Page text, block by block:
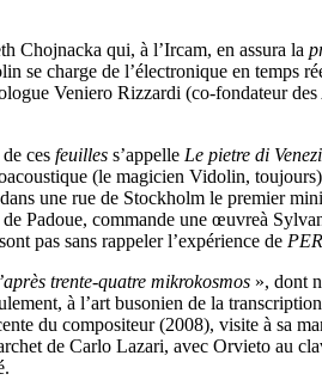
Chojnacka qui, à l’Ircam, en assura la
se charge de l’électronique en temps
Veniero Rizzardi (co-fondateur
ces feuilles s’appelle Le pietre di
(le magicien Vidolin,
une rue de Stockholm le premier
Padoue, commande une œuvreà
pas sans rappeler l’expérience de
trente-quatre mikrokosmos », dont
à l’art busonien de la
du compositeur (2008), visite à sa
de Carlo Lazari, avec Orvieto au